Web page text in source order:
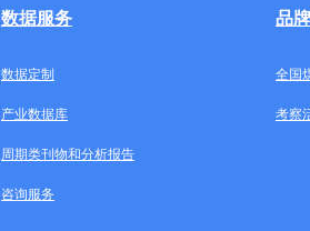
数据服务 品
数据定制 全国
产业数据库 考察
周期类刊物和分析报告
咨询服务